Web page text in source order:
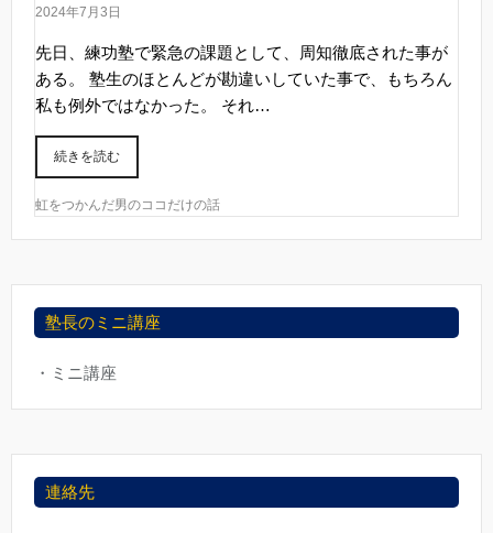
2024年7月3日
先日、練功塾で緊急の課題として、周知徹底された事が
ある。 塾生のほとんどが勘違いしていた事で、もちろん
私も例外ではなかった。 それ…
続きを読む
虹をつかんだ男のココだけの話
塾長のミニ講座
・ミニ講座
連絡先